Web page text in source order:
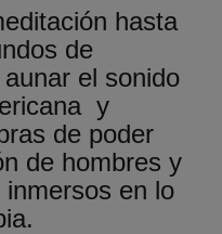
hasta
de
el sonido
y
de poder
de hombres y
en lo